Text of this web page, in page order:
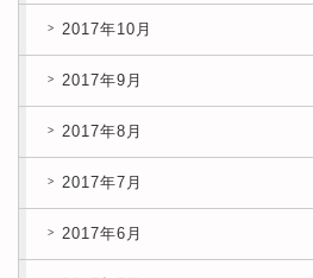
2017年10月
2017年9月
2017年8月
2017年7月
2017年6月